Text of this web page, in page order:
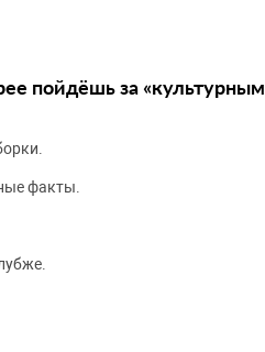
пойдёшь за «культурным
факты.